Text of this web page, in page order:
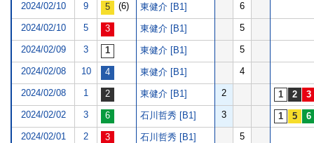
2024/02/10 9 (6) 東健介 [B1] 6
2024/02/10 5 東健介 [B1] 5
2024/02/09 3 東健介 [B1] 5
2024/02/08 10 東健介 [B1] 4
2024/02/08 1 東健介 [B1] 2
2024/02/02 3 石川哲秀 [B1] 3
2024/02/01 2 石川哲秀 [B1] 5